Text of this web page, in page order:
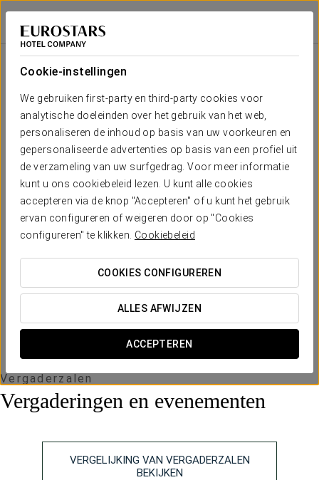
Cookie-instellingen
We gebruiken first-party en third-party cookies voor
analytische doeleinden over het gebruik van het web,
personaliseren de inhoud op basis van uw voorkeuren en
gepersonaliseerde advertenties op basis van een profiel uit
de verzameling van uw surfgedrag. Voor meer informatie
kunt u ons cookiebeleid lezen. U kunt alle cookies
accepteren via de knop "Accepteren" of u kunt het gebruik
ervan configureren of weigeren door op "Cookies
configureren" te klikken. Cookiebeleid
COOKIES CONFIGUREREN
ALLES AFWIJZEN
ACCEPTEREN
Eurostars Guadalquivir
SEVILLA
Jouw evenement in
OFFERTE AANVRAGEN
Vergaderzalen
Vergaderingen en evenementen
VERGELIJKING VAN VERGADERZALEN
BEKIJKEN
Zaal
opstellingopstelling
Zaal 1
61 m
x m
altura
40 40 25 18 18 40
Zaal 2
46 m
x m
altura
18 18 15 8 8 18